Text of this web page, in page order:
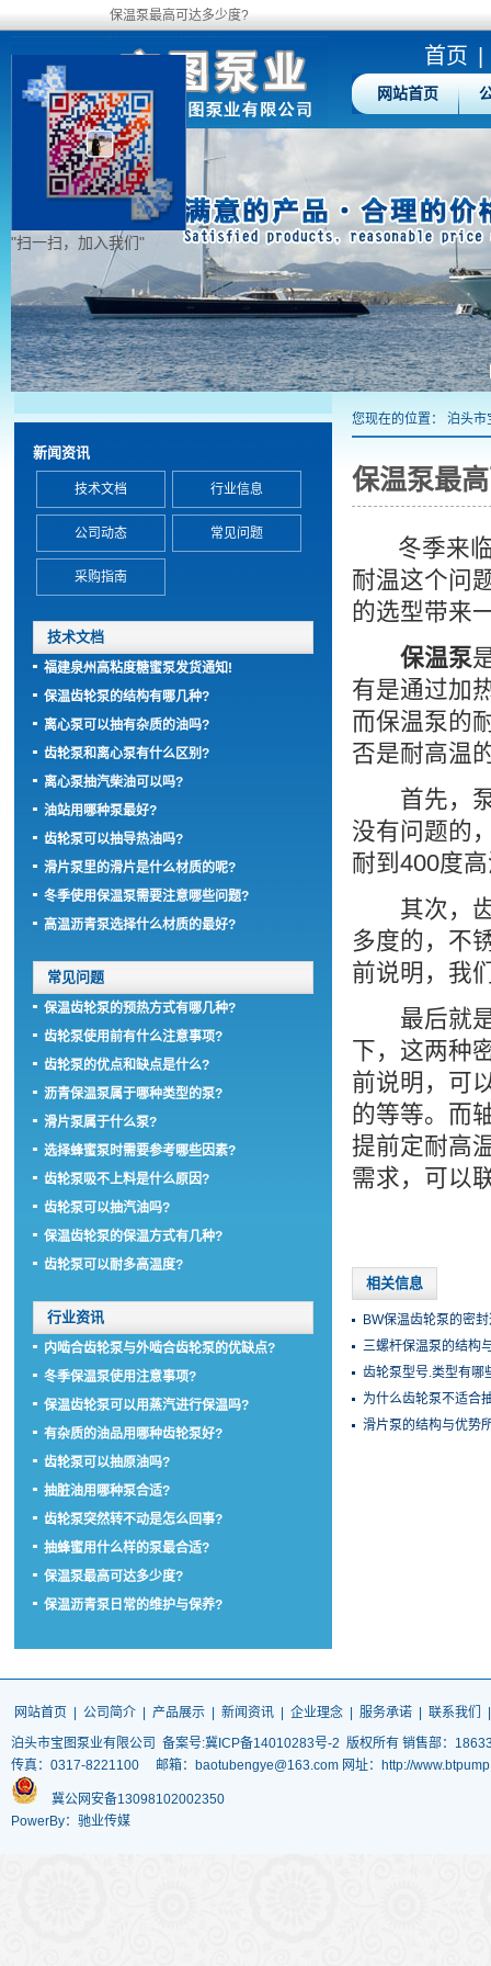
保温泵最高可达多少度?
首页
网站首页
您现在的位置： 泊头市
保温泵最
冬季来临
耐温这个问
的选型带来
保温泵
有是通过加
而保温泵的
否是耐高温
首先，泵
没有问题的
耐到400度
其次，齿
多度的，不
前说明，我
最后就是
下，这两种
前说明，可
的等等。而
提前定耐高
需求，可以
相关信息
BW保温齿轮泵的密
三螺杆保温泵的结构
齿轮泵型号.类型有哪
为什么齿轮泵不适合
滑片泵的结构与优势
新闻资讯
技术文档 行业信息
公司动态 常见问题
采购指南
技术文档
福建泉州高粘度糖蜜泵发货通知!
保温齿轮泵的结构有哪几种?
离心泵可以抽有杂质的油吗?
齿轮泵和离心泵有什么区别?
离心泵抽汽柴油可以吗?
油站用哪种泵最好?
齿轮泵可以抽导热油吗?
滑片泵里的滑片是什么材质的呢?
冬季使用保温泵需要注意哪些问题?
高温沥青泵选择什么材质的最好?
常见问题
保温齿轮泵的预热方式有哪几种?
齿轮泵使用前有什么注意事项?
齿轮泵的优点和缺点是什么?
沥青保温泵属于哪种类型的泵?
滑片泵属于什么泵?
选择蜂蜜泵时需要参考哪些因素?
齿轮泵吸不上料是什么原因?
齿轮泵可以抽汽油吗?
保温齿轮泵的保温方式有几种?
齿轮泵可以耐多高温度?
行业资讯
内啮合齿轮泵与外啮合齿轮泵的优缺点?
冬季保温泵使用注意事项?
保温齿轮泵可以用蒸汽进行保温吗?
有杂质的油品用哪种齿轮泵好?
齿轮泵可以抽原油吗?
抽脏油用哪种泵合适?
齿轮泵突然转不动是怎么回事?
抽蜂蜜用什么样的泵最合适?
保温泵最高可达多少度?
保温沥青泵日常的维护与保养?
网站首页 公司简介 产品展示 新闻资讯 企业理念 服务承诺 联系我们
泊头市宝图泵业有限公司
备案号:冀ICP备14010283号-2 版权所有 销售部：
传真：0317-8221100 邮箱：baotubengye@163.com 网址：http://
冀公网安备13098102002350
PowerBy：驰业传媒
"扫一扫，加入我们"